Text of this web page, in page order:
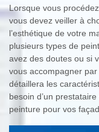
Lorsque vous
vous devez veiller à
l’esthétique de votre
plusieurs types de
avez des doutes ou si
vous accompagner
détaillera les
besoin d’un
peinture pour vos